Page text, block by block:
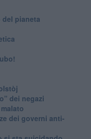
pianeta
dei negazi
dei governi anti-